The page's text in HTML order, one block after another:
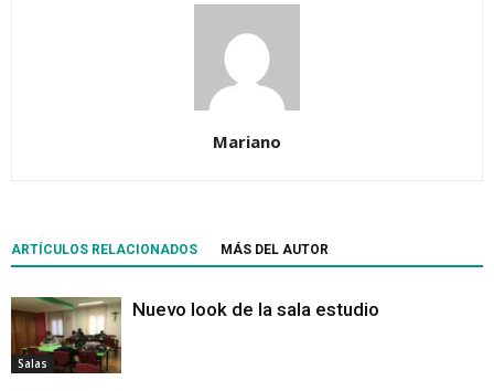
Mariano
ARTÍCULOS RELACIONADOS MÁS DEL AUTOR
Salas
Nuevo look de la sala estudio